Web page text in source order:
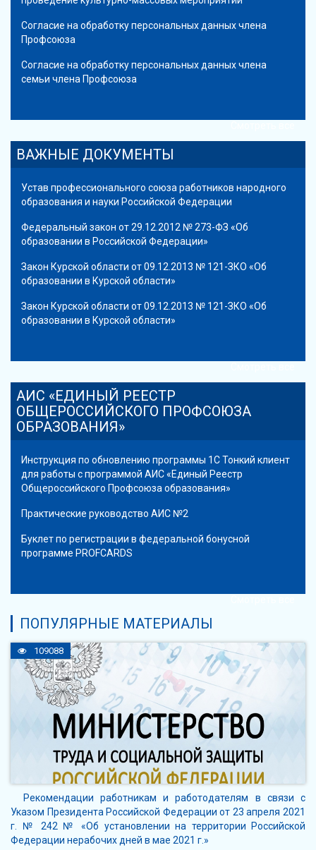
Согласие на обработку персональных данных члена
Профсоюза
Согласие на обработку персональных данных члена
семьи члена Профсоюза
ВАЖНЫЕ ДОКУМЕНТЫ
Устав профессионального союза работников народного
образования и науки Российской Федерации
Федеральный закон от 29.12.2012 № 273-ФЗ «Об
образовании в Российской Федерации»
Закон Курской области от 09.12.2013 № 121-ЗКО «Об
образовании в Курской области»
Закон Курской области от 09.12.2013 № 121-ЗКО «Об
образовании в Курской области»
АИС «ЕДИНЫЙ РЕЕСТР
ОБЩЕРОССИЙСКОГО ПРОФСОЮЗА
ОБРАЗОВАНИЯ»
Инструкция по обновлению программы 1С Тонкий клиент
для работы с программой АИС «Единый Реестр
Общероссийского Профсоюза образования»
Практические руководство АИС №2
Буклет по регистрации в федеральной бонусной
программе PROFCARDS
ПОПУЛЯРНЫЕ МАТЕРИАЛЫ
109088
Рекомендации работникам и работодателям в связи с
Указом Президента Российской Федерации от 23 апреля 2021
г. № 242 № «Об установлении на территории Российской
Федерации нерабочих дней в мае 2021 г.»